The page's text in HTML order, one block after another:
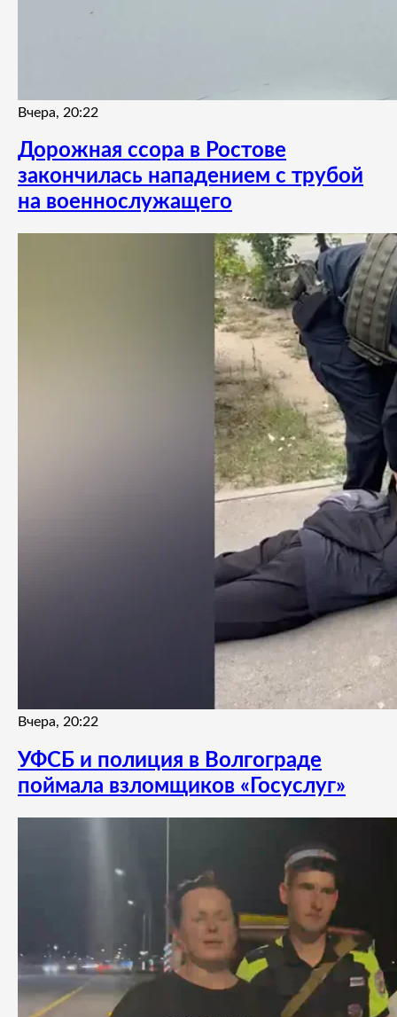
Вчера, 20:22
Дорожная ссора в Ростове
закончилась нападением с трубой
на военнослужащего
Вчера, 20:22
УФСБ и полиция в Волгограде
поймала взломщиков «Госуслуг»